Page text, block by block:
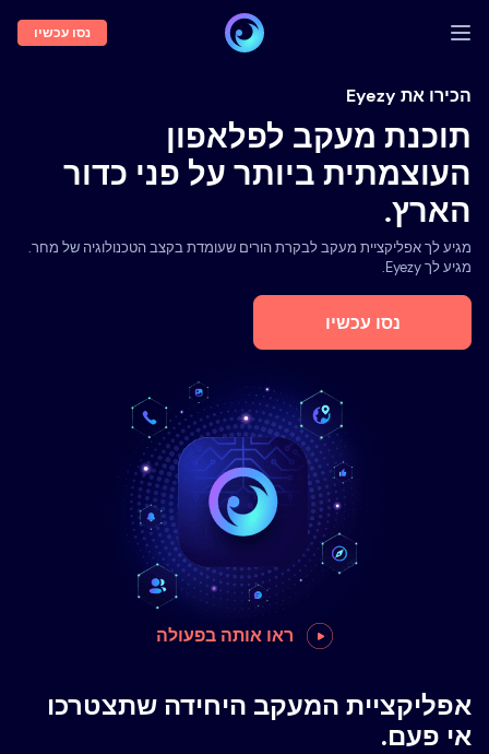
התחברות
הדגמה
תכונות
אודותנו
בלוג
נסו עכשיו
הכירו את Eyezy
תוכנת מעקב לפלאפון
העוצמתית ביותר על פני כדור
הארץ.
מגיע לך אפליקציית מעקב לבקרת הורים שעומדת בקצב הטכנולוגיה של מחר.
מגיע לך Eyezy.
נסו עכשיו
ראו אותה בפעולה
אפליקציית המעקב היחידה שתצטרכו
אי פעם.